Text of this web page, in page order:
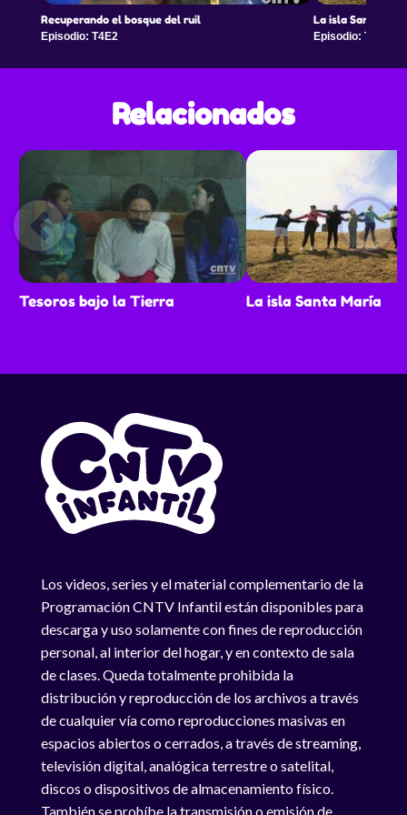
Recuperando el bosque del ruil
Episodio: T4E2
La isla Santa
Episodio: T4E3
Relacionados
Tesoros bajo la Tierra La isla Santa María
Los videos, series y el material complementario de la
Programación CNTV Infantil están disponibles para
descarga y uso solamente con fines de reproducción
personal, al interior del hogar, y en contexto de sala
de clases. Queda totalmente prohibida la
distribución y reproducción de los archivos a través
de cualquier vía como reproducciones masivas en
espacios abiertos o cerrados, a través de streaming,
televisión digital, analógica terrestre o satelital,
discos o dispositivos de almacenamiento físico.
También se prohíbe la transmisión o emisión de